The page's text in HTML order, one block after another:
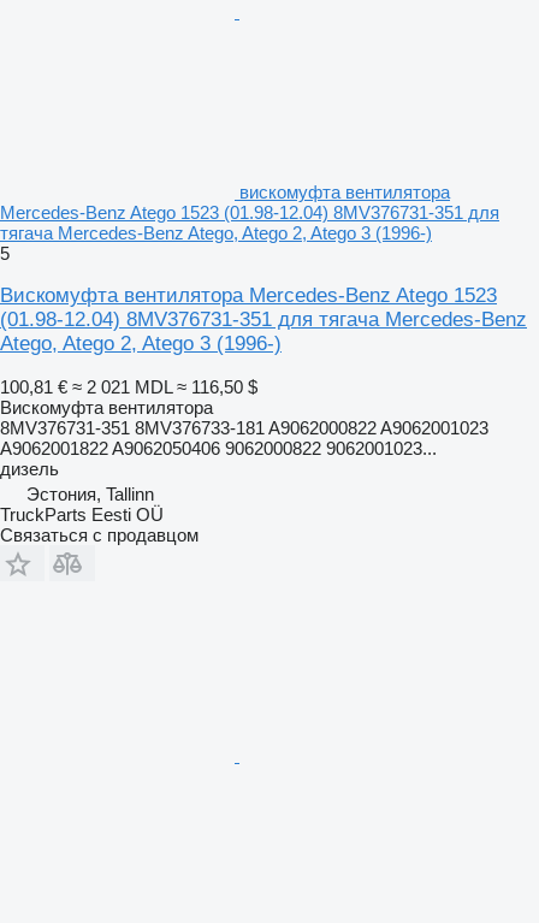
вискомуфта вентилятора
Mercedes-Benz Atego 1523 (01.98-12.04) 8MV376731-351 для
тягача Mercedes-Benz Atego, Atego 2, Atego 3 (1996-)
5
Вискомуфта вентилятора Mercedes-Benz Atego 1523
(01.98-12.04) 8MV376731-351 для тягача Mercedes-Benz
Atego, Atego 2, Atego 3 (1996-)
100,81 € ≈ 2 021 MDL ≈ 116,50 $
Вискомуфта вентилятора
8MV376731-351 8MV376733-181 A9062000822 A9062001023
A9062001822 A9062050406 9062000822 9062001023...
дизель
Эстония, Tallinn
TruckParts Eesti OÜ
Связаться с продавцом